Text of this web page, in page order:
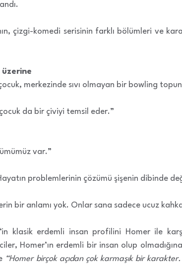
çizgi-komedi serisinin farklı bölümleri ve
üzerine
merkezinde sıvı olmayan bir bowling
da bir çiviyi temsil eder.”
var.”
problemlerinin çözümü şişenin dibinde
bir anlamı yok. Onlar sana sadece ucuz
‘in klasik erdemli insan profilini Homer ile
Homer’ın erdemli bir insan olup
“Homer birçok açıdan çok karmaşık bir